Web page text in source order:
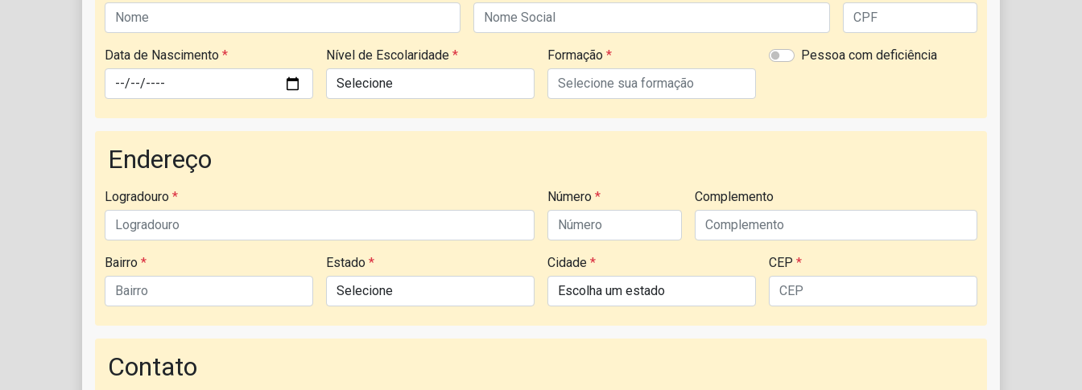
Data de Nascimento * Nível de Escolaridade * Formação * Pessoa com deficiência
Endereço
Logradouro * Número * Complemento
Bairro * Estado * Cidade * CEP *
Contato